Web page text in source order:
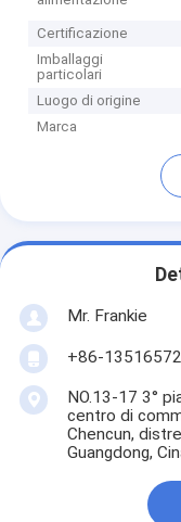
Certificazione
Imballaggi
particolari
Luogo di origine
Marca
Mr. Frankie
+86-
NO.13-17 3°
centro di
Chencun,
Guangdong,